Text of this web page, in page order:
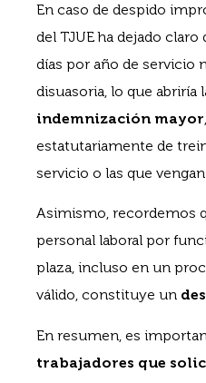
En caso de despido
del TJUE ha dejado
días por año de servicio
disuasoria, lo que abriría
indemnización mayor
estatutariamente de
servicio o las que
Asimismo, recordemos
personal laboral por
plaza, incluso en un
válido, constituye un
En resumen, es
trabajadores que